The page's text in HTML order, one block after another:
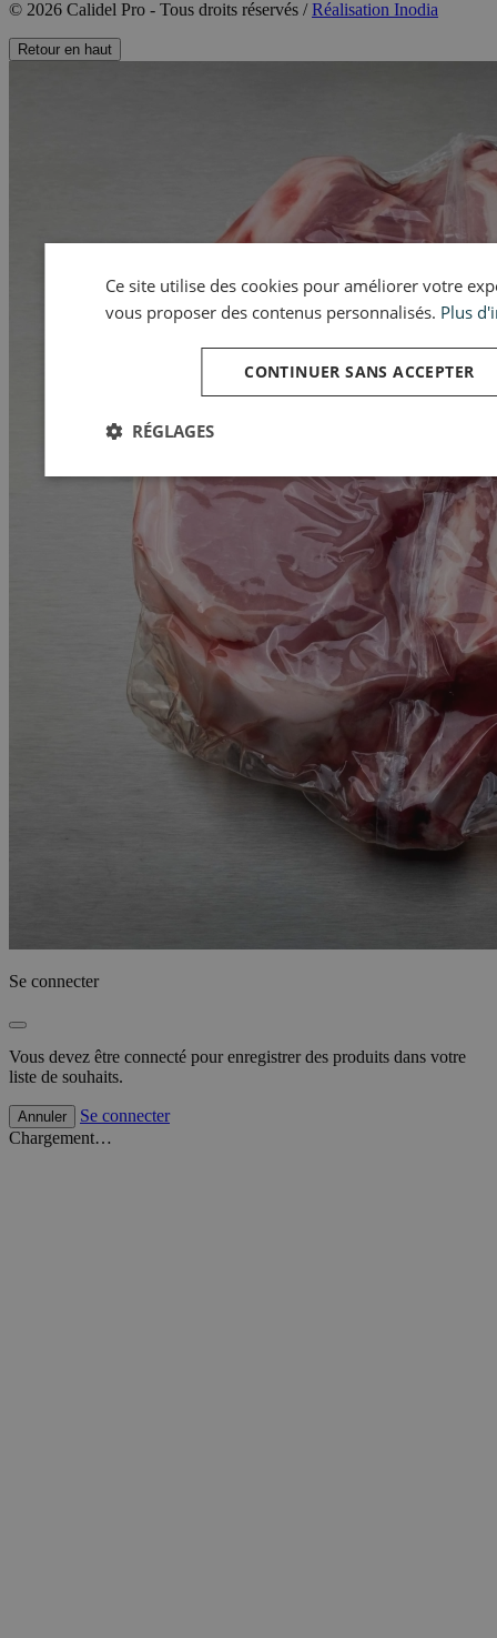
© 2026 Calidel Pro - Tous droits réservés /Réalisation Inodia
Retour en haut
Se connecter
Vous devez être connecté pour enregistrer des produits dans votre
liste de souhaits.
Annuler
Se connecter
Chargement…
Ce site utilise des cookies pour améliorer votre
vous proposer des contenus personnalisés. Plus
CONTINUER SANS ACCEPTER
RÉGLAGES